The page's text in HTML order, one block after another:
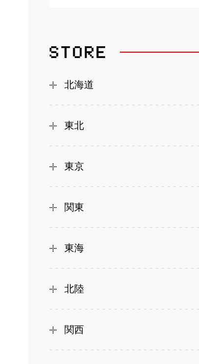
北海道
東北
東京
関東
東海
北陸
関西